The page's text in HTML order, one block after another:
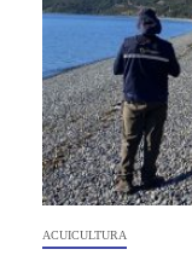
ACUICULTURA